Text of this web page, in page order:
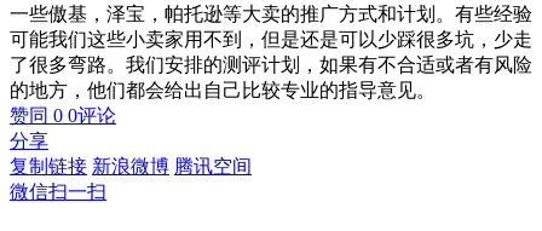
一些傲基，泽宝，帕托逊等大卖的推广方式和计划。有些经验
可能我们这些小卖家用不到，但是还是可以少踩很多坑，少走
了很多弯路。我们安排的测评计划，如果有不合适或者有风险
的地方，他们都会给出自己比较专业的指导意见。
赞同 0 0评论
分享
复制链接 新浪微博 腾讯空间
微信扫一扫